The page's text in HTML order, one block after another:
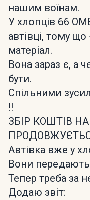
нашим воїнам.
У хлопців 66
автівці, тому
матеріал.
Вона зараз є, а
бути.
Спільними
!!
ЗБІР КОШТІВ
Автівка вже у
Вони
Тепер треба за
Додаю звіт: